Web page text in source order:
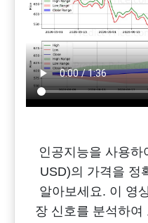
인공지능을 사용
USD)의 가격을 정
알아보세요. 이 영
장 신호를 분석하